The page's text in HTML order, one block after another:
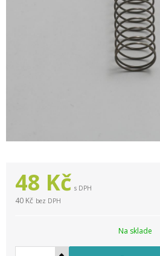
48 Kč s DPH
40 Kč bez DPH
Na sklade